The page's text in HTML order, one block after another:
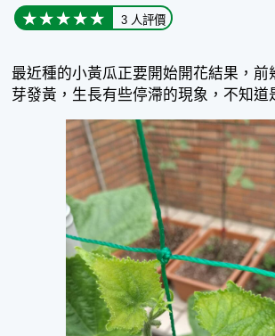
3 人評價
最近種的小黃瓜正要開始開花結果，前
芽發黃，生長有些停滯的現象，不知道